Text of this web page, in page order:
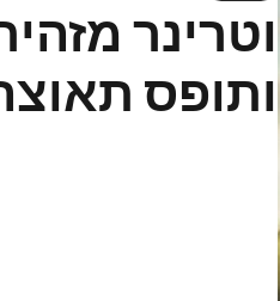
וטרינר
ותופס